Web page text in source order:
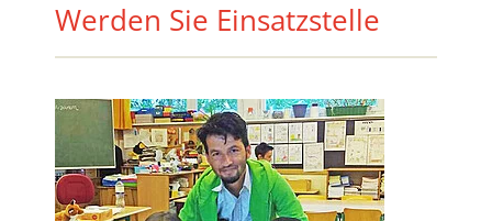
Werden Sie Einsatzstelle